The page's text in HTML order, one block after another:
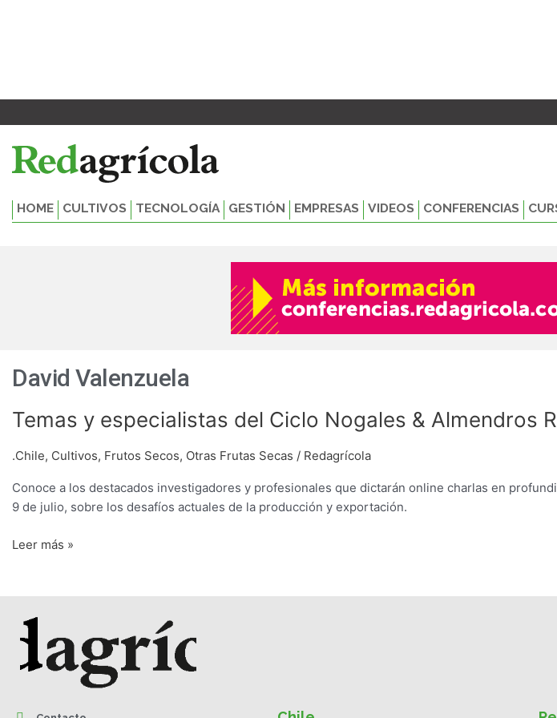
HOME CULTIVOS TECNOLOGÍA GESTIÓN EMPRESAS VIDEOS CONFERENCIAS
David Valenzuela
Temas y especialistas del Ciclo Nogales & Almendros
.Chile, Cultivos, Frutos Secos, Otras Frutas Secas / Redagrícola
Conoce a los destacados investigadores y profesionales que dictarán online charlas en
9 de julio, sobre los desafíos actuales de la producción y exportación.
Temas
especialistas
Ciclo
Nogales
Almendros
Leer más »